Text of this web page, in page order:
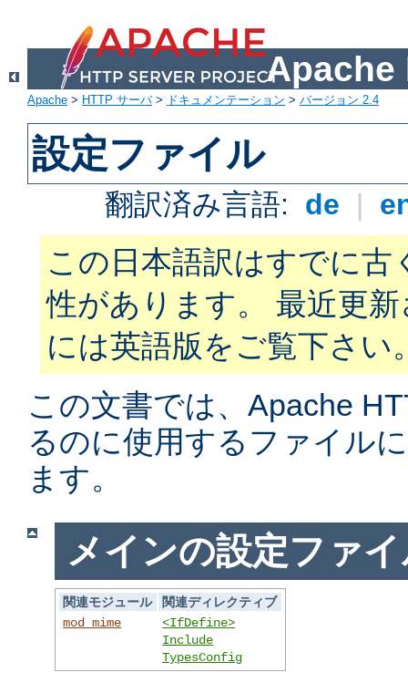
Apache
Apache > HTTP サーバ> ドキュメンテーション > バージョン 2.4
設定ファイル
翻訳済み言語: de |
この日本語訳はすでに古
性があります。 最近更
には英語版をご覧下さい
この文書では、Apache
るのに使用するファイル
ます。
メインの設定ファ
関連モジュール
関連ディレクティブ
mod_mime
<IfDefine>
Include
TypesConfig